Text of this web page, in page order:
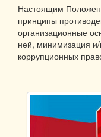
Настоящим
принципы
организационные
ней, минимизация
коррупционных